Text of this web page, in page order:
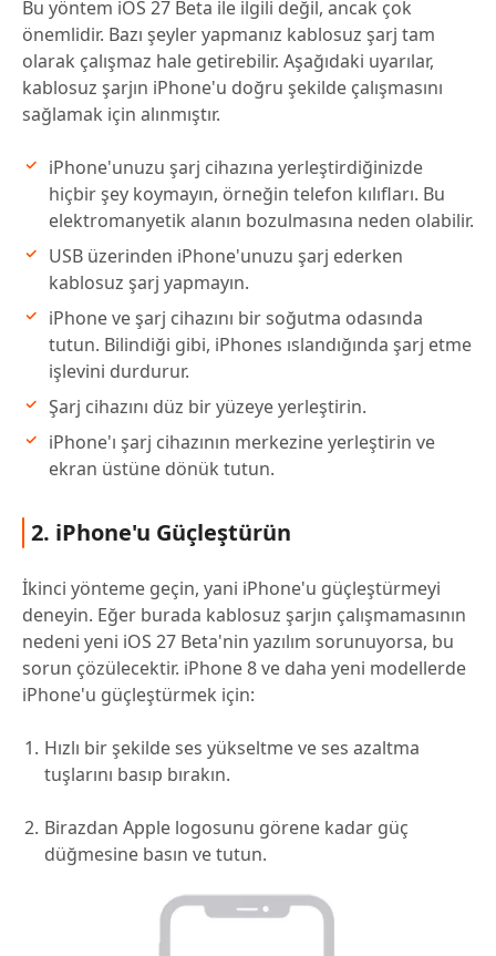
Bu yöntem iOS 27 Beta ile ilgili değil, ancak çok
önemlidir. Bazı şeyler yapmanız kablosuz şarj tam
olarak çalışmaz hale getirebilir. Aşağıdaki uyarılar,
kablosuz şarjın iPhone'u doğru şekilde çalışmasını
sağlamak için alınmıştır.
iPhone'unuzu şarj cihazına yerleştirdiğinizde
hiçbir şey koymayın, örneğin telefon kılıfları. Bu
elektromanyetik alanın bozulmasına neden olabilir.
USB üzerinden iPhone'unuzu şarj ederken
kablosuz şarj yapmayın.
iPhone ve şarj cihazını bir soğutma odasında
tutun. Bilindiği gibi, iPhones ıslandığında şarj etme
işlevini durdurur.
Şarj cihazını düz bir yüzeye yerleştirin.
iPhone'ı şarj cihazının merkezine yerleştirin ve
ekran üstüne dönük tutun.
2. iPhone'u Güçleştürün
İkinci yönteme geçin, yani iPhone'u güçleştürmeyi
deneyin. Eğer burada kablosuz şarjın çalışmamasının
nedeni yeni iOS 27 Beta'nin yazılım sorunuyorsa, bu
sorun çözülecektir. iPhone 8 ve daha yeni modellerde
iPhone'u güçleştürmek için:
Hızlı bir şekilde ses yükseltme ve ses azaltma
tuşlarını basıp bırakın.
Birazdan Apple logosunu görene kadar güç
düğmesine basın ve tutun.